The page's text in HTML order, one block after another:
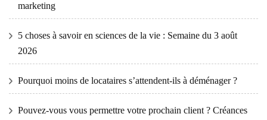
marketing
5 choses à savoir en sciences de la vie : Semaine du 3 août
2026
Pourquoi moins de locataires s’attendent-ils à déménager ?
Pouvez-vous vous permettre votre prochain client ? Créances